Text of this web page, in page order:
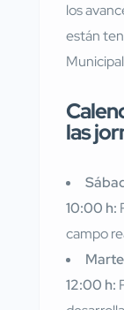
los
están
las
10:00 h:
campo
12:00 h: